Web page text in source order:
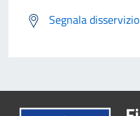
Segnala disservizio